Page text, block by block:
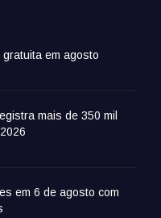
em agosto
mais de 350 mil
em 6 de agosto com